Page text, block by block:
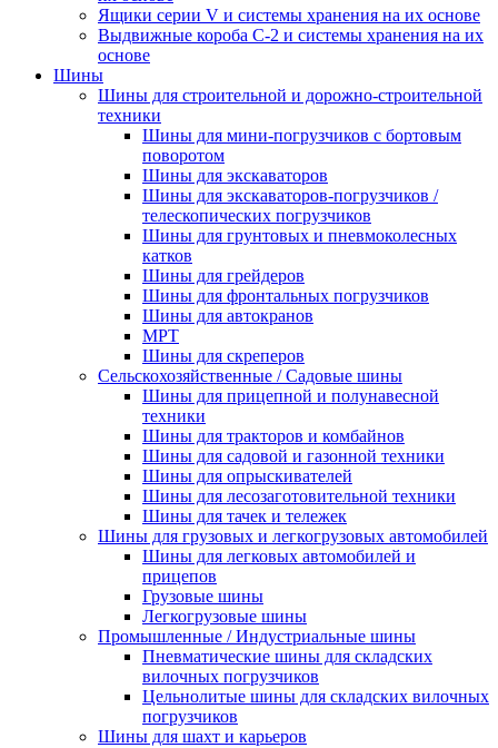
Ящики серии V и системы хранения на их основе
Выдвижные короба С-2 и системы хранения на их
основе
Шины
Шины для строительной и дорожно-строительной
техники
Шины для мини-погрузчиков с бортовым
поворотом
Шины для экскаваторов
Шины для экскаваторов-погрузчиков /
телескопических погрузчиков
Шины для грунтовых и пневмоколесных
катков
Шины для грейдеров
Шины для фронтальных погрузчиков
Шины для автокранов
MPT
Шины для скреперов
Сельскохозяйственные / Садовые шины
Шины для прицепной и полунавесной
техники
Шины для тракторов и комбайнов
Шины для садовой и газонной техники
Шины для опрыскивателей
Шины для лесозаготовительной техники
Шины для тачек и тележек
Шины для грузовых и легкогрузовых автомобилей
Шины для легковых автомобилей и
прицепов
Грузовые шины
Легкогрузовые шины
Промышленные / Индустриальные шины
Пневматические шины для складских
вилочных погрузчиков
Цельнолитые шины для складских вилочных
погрузчиков
Шины для шахт и карьеров